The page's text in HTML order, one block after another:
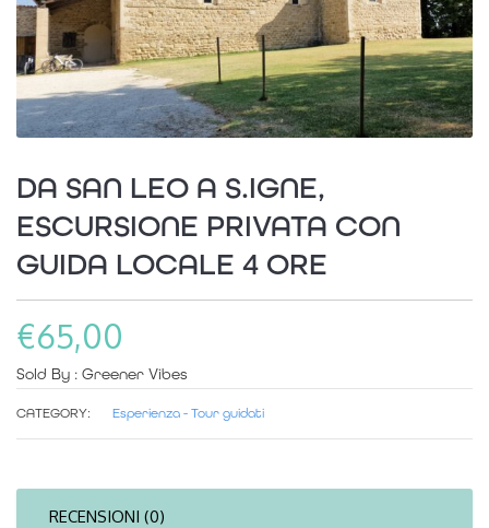
DA SAN LEO A S.IGNE,
ESCURSIONE PRIVATA CON
GUIDA LOCALE 4 ORE
€65,00
Sold By : Greener Vibes
CATEGORY: Esperienza - Tour guidati
RECENSIONI (0)